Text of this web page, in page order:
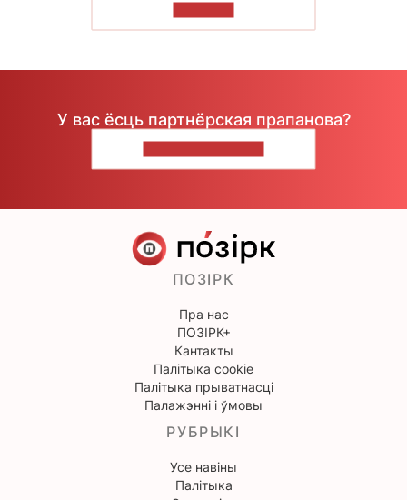
У вас ёсць партнёрская прапанова?
ПОЗІРК
Пра нас
ПОЗІРК+
Кантакты
Палітыка cookie
Палітыка прыватнасці
Палажэнні і ўмовы
РУБРЫКІ
Усе навіны
Палітыка